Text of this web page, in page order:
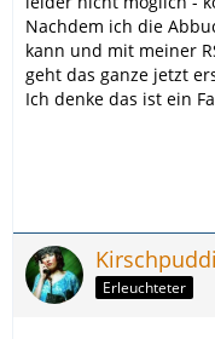
Nachdem ich die
kann und mit meiner
geht das ganze jetzt
Ich denke das ist ein
Erleuchteter